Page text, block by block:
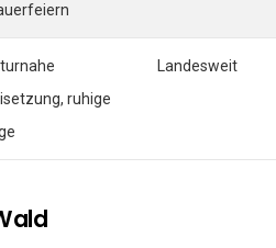
ruhige
Landesweit